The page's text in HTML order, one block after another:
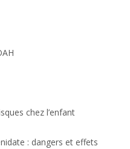
chez l’enfant
: dangers et effets